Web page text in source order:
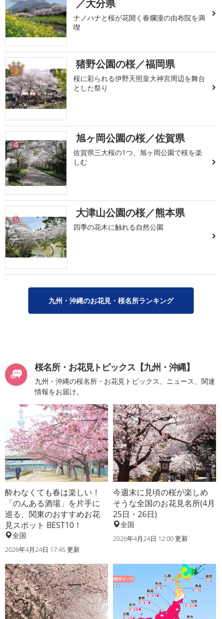
／大分県
ナノハナと桜が花開く春爛漫の由布院を満
喫
3 猪野公園の桜／福岡県
桜に彩られる伊野天照皇大神宮周辺を舞台
とした祭り
4 旭ヶ岡公園の桜／佐賀県
佐賀県三大桜の1つ、旭ヶ岡公園で桜を楽
しむ
5 大津山公園の桜／熊本県
四季の花木に触れる自然公園
九州・沖縄のお花見・桜名所ランキング
桜名所・お花見トピックス【九州・沖縄】
九州・沖縄の桜名所・お花見トピックス、ニュース、関連
情報をお届け。
酔わなくても春は楽しい！
「のんある酒場」を片手に
巡る、関東のおすすめお花
見スポット BEST10！
全国
2026年4月24日 17:45 更新
今週末に見頃の桜が楽しめ
そうな全国のお花見名所(4月
25日・26日)
全国
2026年4月24日 12:00 更新